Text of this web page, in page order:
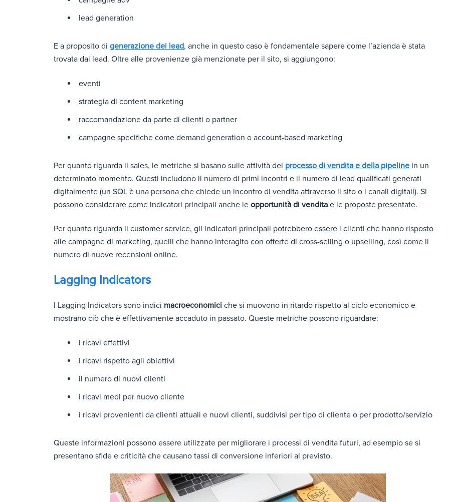
lead generation
E a proposito di generazione dei lead, anche in questo caso è fondamentale sapere come l’azienda è stata
trovata dai lead. Oltre alle provenienze già menzionate per il sito, si aggiungono:
eventi
strategia di content marketing
raccomandazione da parte di clienti o partner
campagne specifiche come demand generation o account-based marketing
Per quanto riguarda il sales, le metriche si basano sulle attività del processo di vendita e della pipeline in un
determinato momento. Questi includono il numero di primi incontri e il numero di lead qualificati generati
digitalmente (un SQL è una persona che chiede un incontro di vendita attraverso il sito o i canali digitali). Si
possono considerare come indicatori principali anche le opportunità di vendita e le proposte presentate.
Per quanto riguarda il customer service, gli indicatori principali potrebbero essere i clienti che hanno risposto
alle campagne di marketing, quelli che hanno interagito con offerte di cross-selling o upselling, così come il
numero di nuove recensioni online.
Lagging Indicators
I Lagging Indicators sono indici macroeconomici che si muovono in ritardo rispetto al ciclo economico e
mostrano ciò che è effettivamente accaduto in passato. Queste metriche possono riguardare:
i ricavi effettivi
i ricavi rispetto agli obiettivi
il numero di nuovi clienti
i ricavi medi per nuovo cliente
i ricavi provenienti da clienti attuali e nuovi clienti, suddivisi per tipo di cliente o per prodotto/servizio
Queste informazioni possono essere utilizzate per migliorare i processi di vendita futuri, ad esempio se si
presentano sfide e criticità che causano tassi di conversione inferiori al previsto.